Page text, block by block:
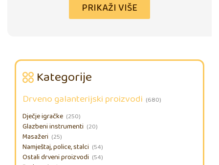
Kategorije
Drveno galanterijski proizvodi (680)
Dječje igračke (250)
Glazbeni instrumenti (20)
Masažeri (25)
Namještaj, police, stalci (54)
Ostali drveni proizvodi (54)
PRIKAŽI VIŠE